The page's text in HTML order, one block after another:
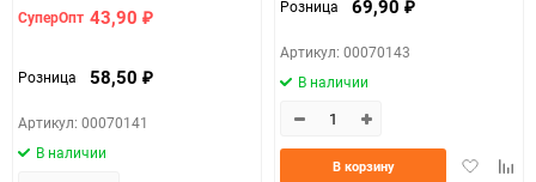
СуперОпт 43,90 ₽
Розница 58,50 ₽
Артикул: 00070141
В наличии
Розница 69,90 ₽
Артикул: 00070143
В наличии
Добавить
В корзину